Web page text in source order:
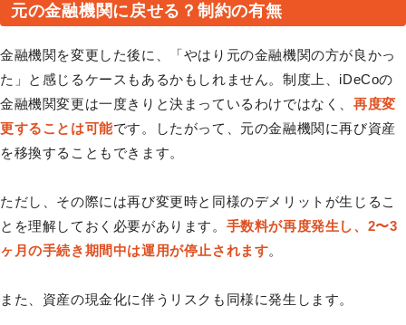
元の金融機関に戻せる？制約の有無
金融機関を変更した後に、「やはり元の金融機関の方が良かっ
た」と感じるケースもあるかもしれません。制度上、iDeCoの
金融機関変更は一度きりと決まっているわけではなく、 再度変
更することは可能です。したがって、元の金融機関に再び資産
を移換することもできます。
ただし、その際には再び変更時と同様のデメリットが生じるこ
とを理解しておく必要があります。 手数料が再度発生し、2〜3
ヶ月の手続き期間中は運用が停止されます。
また、資産の現金化に伴うリスクも同様に発生します。